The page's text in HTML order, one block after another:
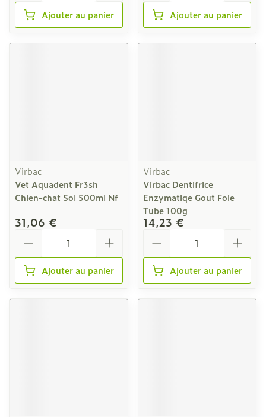
Ajouter au panier Ajouter au panier
Virbac
Vet Aquadent Fr3sh
Chien-chat Sol 500ml Nf
31,06 €
Ajouter au panier
Virbac
Virbac Dentifrice
Enzymatiqe Gout Foie
Tube 100g
14,23 €
Ajouter au panier